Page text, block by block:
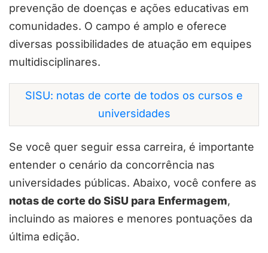
prevenção de doenças e ações educativas em
comunidades. O campo é amplo e oferece
diversas possibilidades de atuação em equipes
multidisciplinares.
SISU: notas de corte de todos os cursos e
universidades
Se você quer seguir essa carreira, é importante
entender o cenário da concorrência nas
universidades públicas. Abaixo, você confere as
notas de corte do SiSU para Enfermagem,
incluindo as maiores e menores pontuações da
última edição.